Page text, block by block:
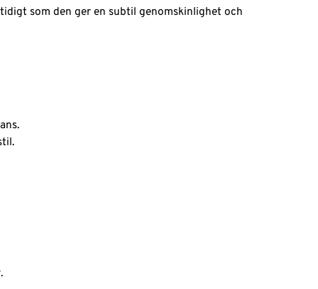
som den ger en subtil genomskinlighet och